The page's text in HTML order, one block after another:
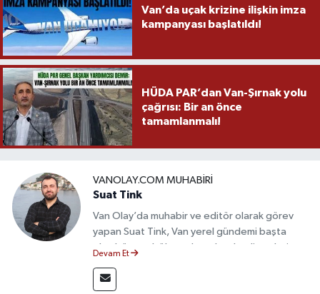
Van’da uçak krizine ilişkin imza
kampanyası başlatıldı!
HÜDA PAR’dan Van-Şırnak yolu
çağrısı: Bir an önce
tamamlanmalı!
VANOLAY.COM MUHABIRI
Suat Tink
Van Olay’da muhabir ve editör olarak görev
yapan Suat Tink, Van yerel gündemi başta
olmak üzere bölgesel ve ulusal gelişmeleri
mezunu olan Tink, sahadan edindiği bilgilerle
Devam Et